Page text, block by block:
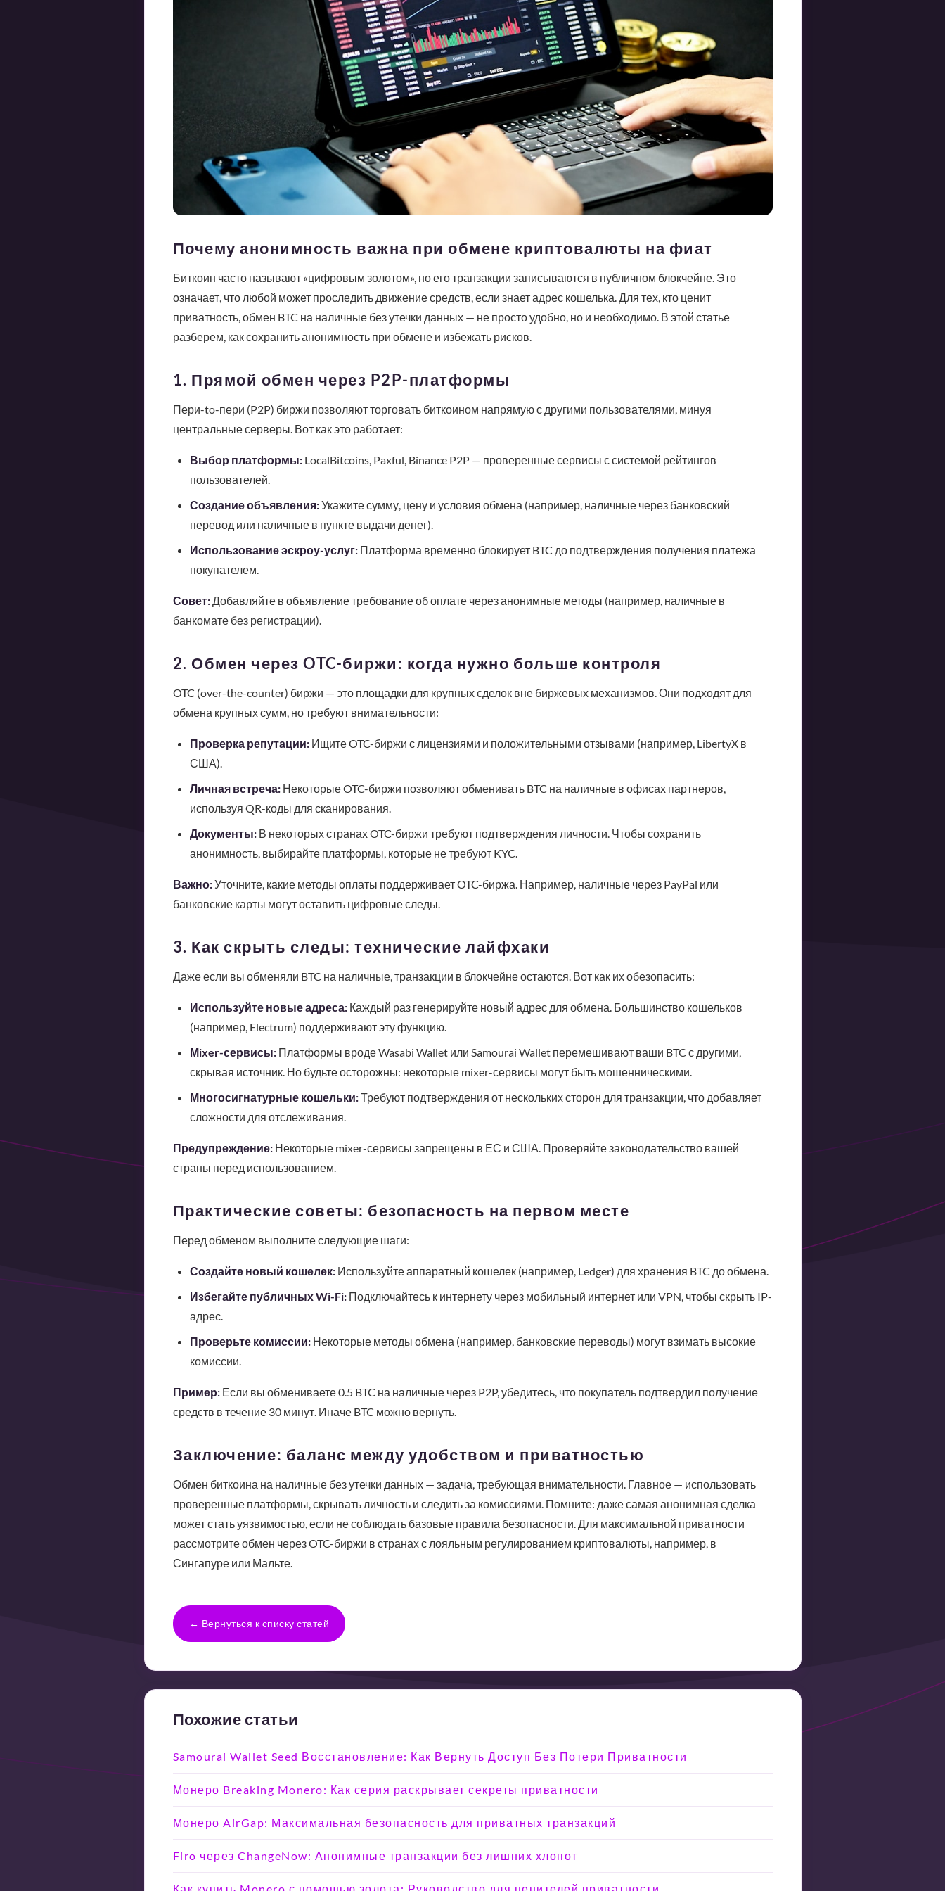
Почему анонимность важна при обмене криптовалюты на фиат
Биткоин часто называют «цифровым золотом», но его транзакции записываются в публичном блокчейне. Это
означает, что любой может проследить движение средств, если знает адрес кошелька. Для тех, кто ценит
приватность, обмен BTC на наличные без утечки данных — не просто удобно, но и необходимо. В этой статье
разберем, как сохранить анонимность при обмене и избежать рисков.
1. Прямой обмен через P2P-платформы
Пери-to-пери (P2P) биржи позволяют торговать биткоином напрямую с другими пользователями, минуя
центральные серверы. Вот как это работает:
Выбор платформы:LocalBitcoins, Paxful, Binance P2P — проверенные сервисы с системой рейтингов
пользователей.
Создание объявления:Укажите сумму, цену и условия обмена (например, наличные через банковский
перевод или наличные в пункте выдачи денег).
Использование эскроу-услуг:Платформа временно блокирует BTC до подтверждения получения платежа
покупателем.
Совет:Добавляйте в объявление требование об оплате через анонимные методы (например, наличные в
банкомате без регистрации).
2. Обмен через OTC-биржи: когда нужно больше контроля
OTC (over-the-counter) биржи — это площадки для крупных сделок вне биржевых механизмов. Они подходят для
обмена крупных сумм, но требуют внимательности:
Проверка репутации:Ищите OTC-биржи с лицензиями и положительными отзывами (например, LibertyX в
США).
Личная встреча:Некоторые OTC-биржи позволяют обменивать BTC на наличные в офисах партнеров,
используя QR-коды для сканирования.
Документы:В некоторых странах OTC-биржи требуют подтверждения личности. Чтобы сохранить
анонимность, выбирайте платформы, которые не требуют KYC.
Важно:Уточните, какие методы оплаты поддерживает OTC-биржа. Например, наличные через PayPal или
банковские карты могут оставить цифровые следы.
3. Как скрыть следы: технические лайфхаки
Даже если вы обменяли BTC на наличные, транзакции в блокчейне остаются. Вот как их обезопасить:
Используйте новые адреса:Каждый раз генерируйте новый адрес для обмена. Большинство кошельков
(например, Electrum) поддерживают эту функцию.
Мixer-сервисы:Платформы вроде Wasabi Wallet или Samourai Wallet перемешивают ваши BTC с другими,
скрывая источник. Но будьте осторожны: некоторые mixer-сервисы могут быть мошенническими.
Многосигнатурные кошельки:Требуют подтверждения от нескольких сторон для транзакции, что добавляет
сложности для отслеживания.
Предупреждение:Некоторые mixer-сервисы запрещены в ЕС и США. Проверяйте законодательство вашей
страны перед использованием.
Практические советы: безопасность на первом месте
Перед обменом выполните следующие шаги:
Создайте новый кошелек:Используйте аппаратный кошелек (например, Ledger) для хранения BTC до обмена.
Избегайте публичных Wi-Fi:Подключайтесь к интернету через мобильный интернет или VPN, чтобы скрыть IP-
адрес.
Проверьте комиссии:Некоторые методы обмена (например, банковские переводы) могут взимать высокие
комиссии.
Пример:Если вы обмениваете 0.5 BTC на наличные через P2P, убедитесь, что покупатель подтвердил получение
средств в течение 30 минут. Иначе BTC можно вернуть.
Заключение: баланс между удобством и приватностью
Обмен биткоина на наличные без утечки данных — задача, требующая внимательности. Главное — использовать
проверенные платформы, скрывать личность и следить за комиссиями. Помните: даже самая анонимная сделка
может стать уязвимостью, если не соблюдать базовые правила безопасности. Для максимальной приватности
рассмотрите обмен через OTC-биржи в странах с лояльным регулированием криптовалюты, например, в
Сингапуре или Мальте.
← Вернуться к списку статей
Похожие статьи
Samourai Wallet Seed Восстановление: Как Вернуть Доступ Без Потери Приватности
Монеро Breaking Monero: Как серия раскрывает секреты приватности
Монеро AirGap: Максимальная безопасность для приватных транзакций
Firo через ChangeNow: Анонимные транзакции без лишних хлопот